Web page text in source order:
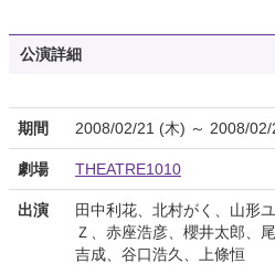
公演詳細
期間 2008/02/21 (木) ～ 2008/02/
劇場 THEATRE1010
出演
田中利花、北村がく、山形
Ｚ、赤座浩彦、櫻井太郎、
吉成、谷口浩久、上條恒